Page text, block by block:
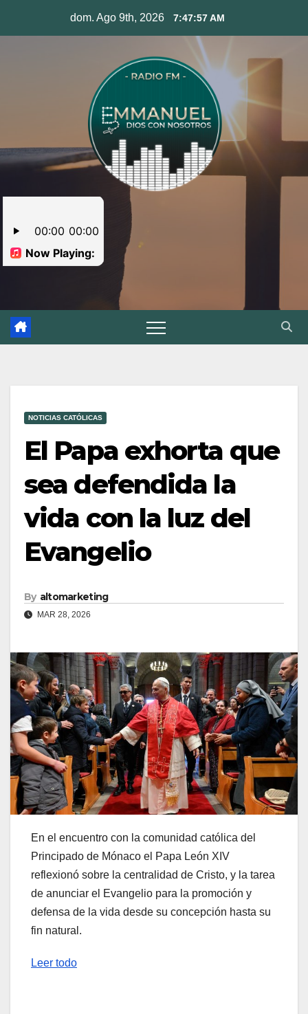
dom. Ago 9th, 2026 7:47:58 AM
NOTICIAS CATÓLICAS
El Papa exhorta que
sea defendida la
vida con la luz del
Evangelio
By altomarketing
MAR 28, 2026
En el encuentro con la comunidad católica del
Principado de Mónaco el Papa León XIV
reflexionó sobre la centralidad de Cristo, y la tarea
de anunciar el Evangelio para la promoción y
defensa de la vida desde su concepción hasta su
fin natural.
Leer todo